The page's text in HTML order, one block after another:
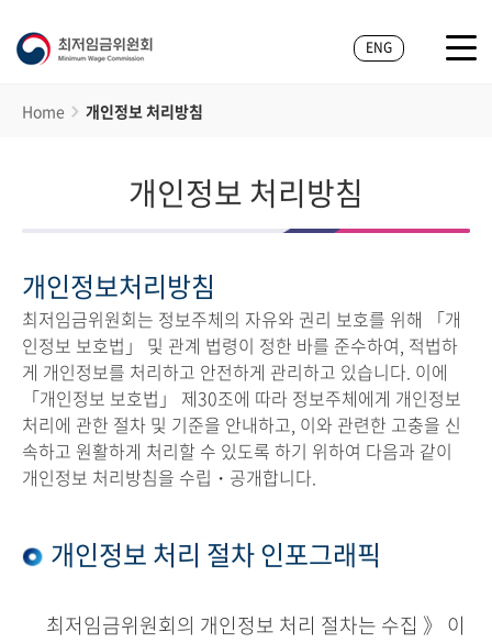
ENG
Home 개인정보 처리방침
개인정보 처리방침
개인정보처리방침
최저임금위원회는 정보주체의 자유와 권리 보호를 위해 「개
인정보 보호법」 및 관계 법령이 정한 바를 준수하여, 적법하
게 개인정보를 처리하고 안전하게 관리하고 있습니다. 이에
「개인정보 보호법」 제30조에 따라 정보주체에게 개인정보
처리에 관한 절차 및 기준을 안내하고, 이와 관련한 고충을 신
속하고 원활하게 처리할 수 있도록 하기 위하여 다음과 같이
개인정보 처리방침을 수립・공개합니다.
개인정보 처리 절차 인포그래픽
최저임금위원회의 개인정보 처리 절차는 수집 》 이